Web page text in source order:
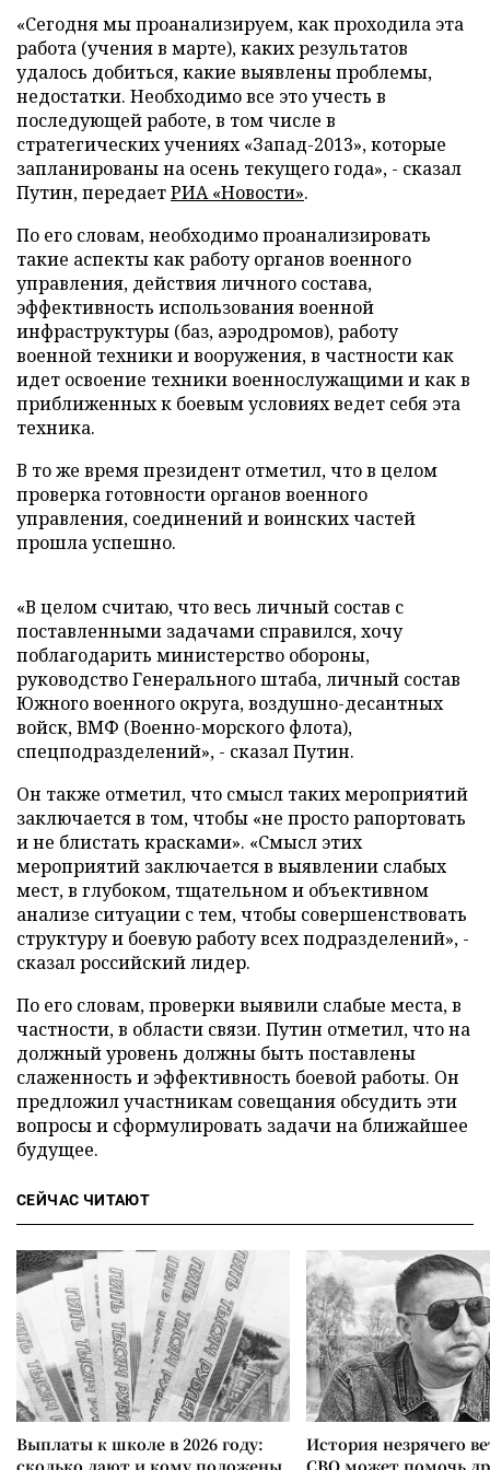
«Сегодня мы проанализируем, как проходила эта
работа (учения в марте), каких результатов
удалось добиться, какие выявлены проблемы,
недостатки. Необходимо все это учесть в
последующей работе, в том числе в
стратегических учениях «Запад-2013», которые
запланированы на осень текущего года», - сказал
Путин, передаетРИА «Новости».
По его словам, необходимо проанализировать
такие аспекты как работу органов военного
управления, действия личного состава,
эффективность использования военной
инфраструктуры (баз, аэродромов), работу
военной техники и вооружения, в частности как
идет освоение техники военнослужащими и как в
приближенных к боевым условиях ведет себя эта
техника.
В то же время президент отметил, что в целом
проверка готовности органов военного
управления, соединений и воинских частей
прошла успешно.
«В целом считаю, что весь личный состав с
поставленными задачами справился, хочу
поблагодарить министерство обороны,
руководство Генерального штаба, личный состав
Южного военного округа, воздушно-десантных
войск, ВМФ (Военно-морского флота),
спецподразделений», - сказал Путин.
Он также отметил, что смысл таких мероприятий
заключается в том, чтобы «не просто рапортовать
и не блистать красками». «Смысл этих
мероприятий заключается в выявлении слабых
мест, в глубоком, тщательном и объективном
анализе ситуации с тем, чтобы совершенствовать
структуру и боевую работу всех подразделений», -
сказал российский лидер.
По его словам, проверки выявили слабые места, в
частности, в области связи. Путин отметил, что на
должный уровень должны быть поставлены
слаженность и эффективность боевой работы. Он
предложил участникам совещания обсудить эти
вопросы и сформулировать задачи на ближайшее
будущее.
СЕЙЧАС ЧИТАЮТ
Выплаты к школе в 2026 году:
сколько дают и кому положены
История незрячего
СВО может помочь